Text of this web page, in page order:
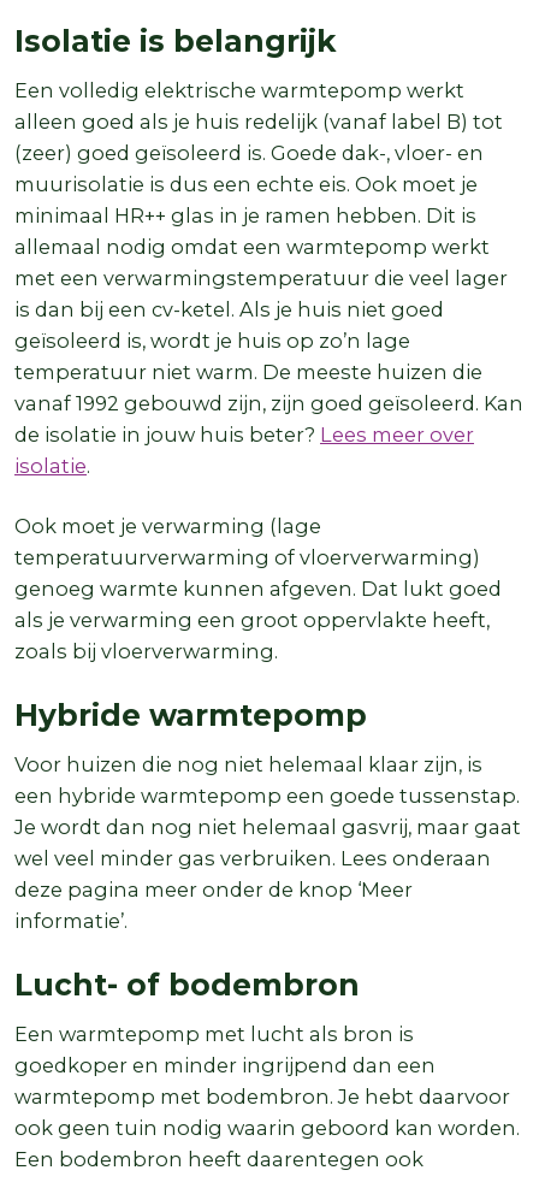
Isolatie is belangrijk
Een volledig elektrische warmtepomp werkt
alleen goed als je huis redelijk (vanaf label B) tot
(zeer) goed geïsoleerd is. Goede dak-, vloer- en
muurisolatie is dus een echte eis. Ook moet je
minimaal HR++ glas in je ramen hebben. Dit is
allemaal nodig omdat een warmtepomp werkt
met een verwarmingstemperatuur die veel lager
is dan bij een cv-ketel. Als je huis niet goed
geïsoleerd is, wordt je huis op zo’n lage
temperatuur niet warm. De meeste huizen die
vanaf 1992 gebouwd zijn, zijn goed geïsoleerd. Kan
de isolatie in jouw huis beter? Lees meer over
isolatie.
Ook moet je verwarming (lage
temperatuurverwarming of vloerverwarming)
genoeg warmte kunnen afgeven. Dat lukt goed
als je verwarming een groot oppervlakte heeft,
zoals bij vloerverwarming.
Hybride warmtepomp
Voor huizen die nog niet helemaal klaar zijn, is
een hybride warmtepomp een goede tussenstap.
Je wordt dan nog niet helemaal gasvrij, maar gaat
wel veel minder gas verbruiken. Lees onderaan
deze pagina meer onder de knop ‘Meer
informatie’.
Lucht- of bodembron
Een warmtepomp met lucht als bron is
goedkoper en minder ingrijpend dan een
warmtepomp met bodembron. Je hebt daarvoor
ook geen tuin nodig waarin geboord kan worden.
Een bodembron heeft daarentegen ook